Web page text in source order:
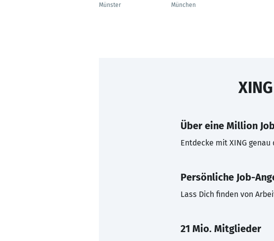
Münster
München
Über eine Million
Entdecke mit XING
Persönliche Job-
Lass Dich finden von
21 Mio. Mitglieder